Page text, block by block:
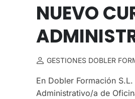
NUEVO
GESTIONES DOBLER
En Dobler Formación
Administrativo/a de